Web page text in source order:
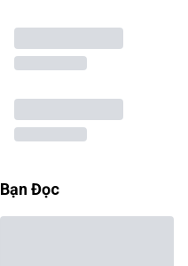
Bạn Đọc